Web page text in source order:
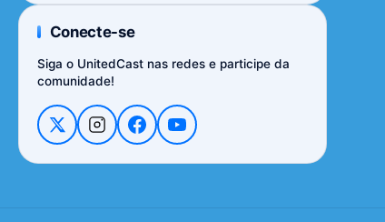
Conecte-se
Siga o UnitedCast nas redes e participe da
comunidade!